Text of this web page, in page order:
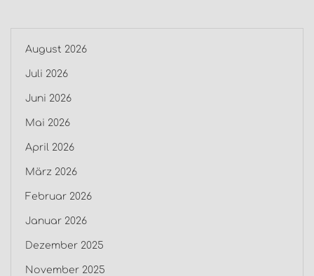
August 2026
Juli 2026
Juni 2026
Mai 2026
April 2026
März 2026
Februar 2026
Januar 2026
Dezember 2025
November 2025